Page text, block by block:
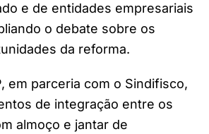
e de entidades empresariais
o debate sobre os
da reforma.
em parceria com o Sindifisco,
de integração entre os
almoço e jantar de